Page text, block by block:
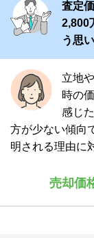
査定
2,800
う思
立地
時の
感じ
方が少ない傾向
明される理由に
売却価